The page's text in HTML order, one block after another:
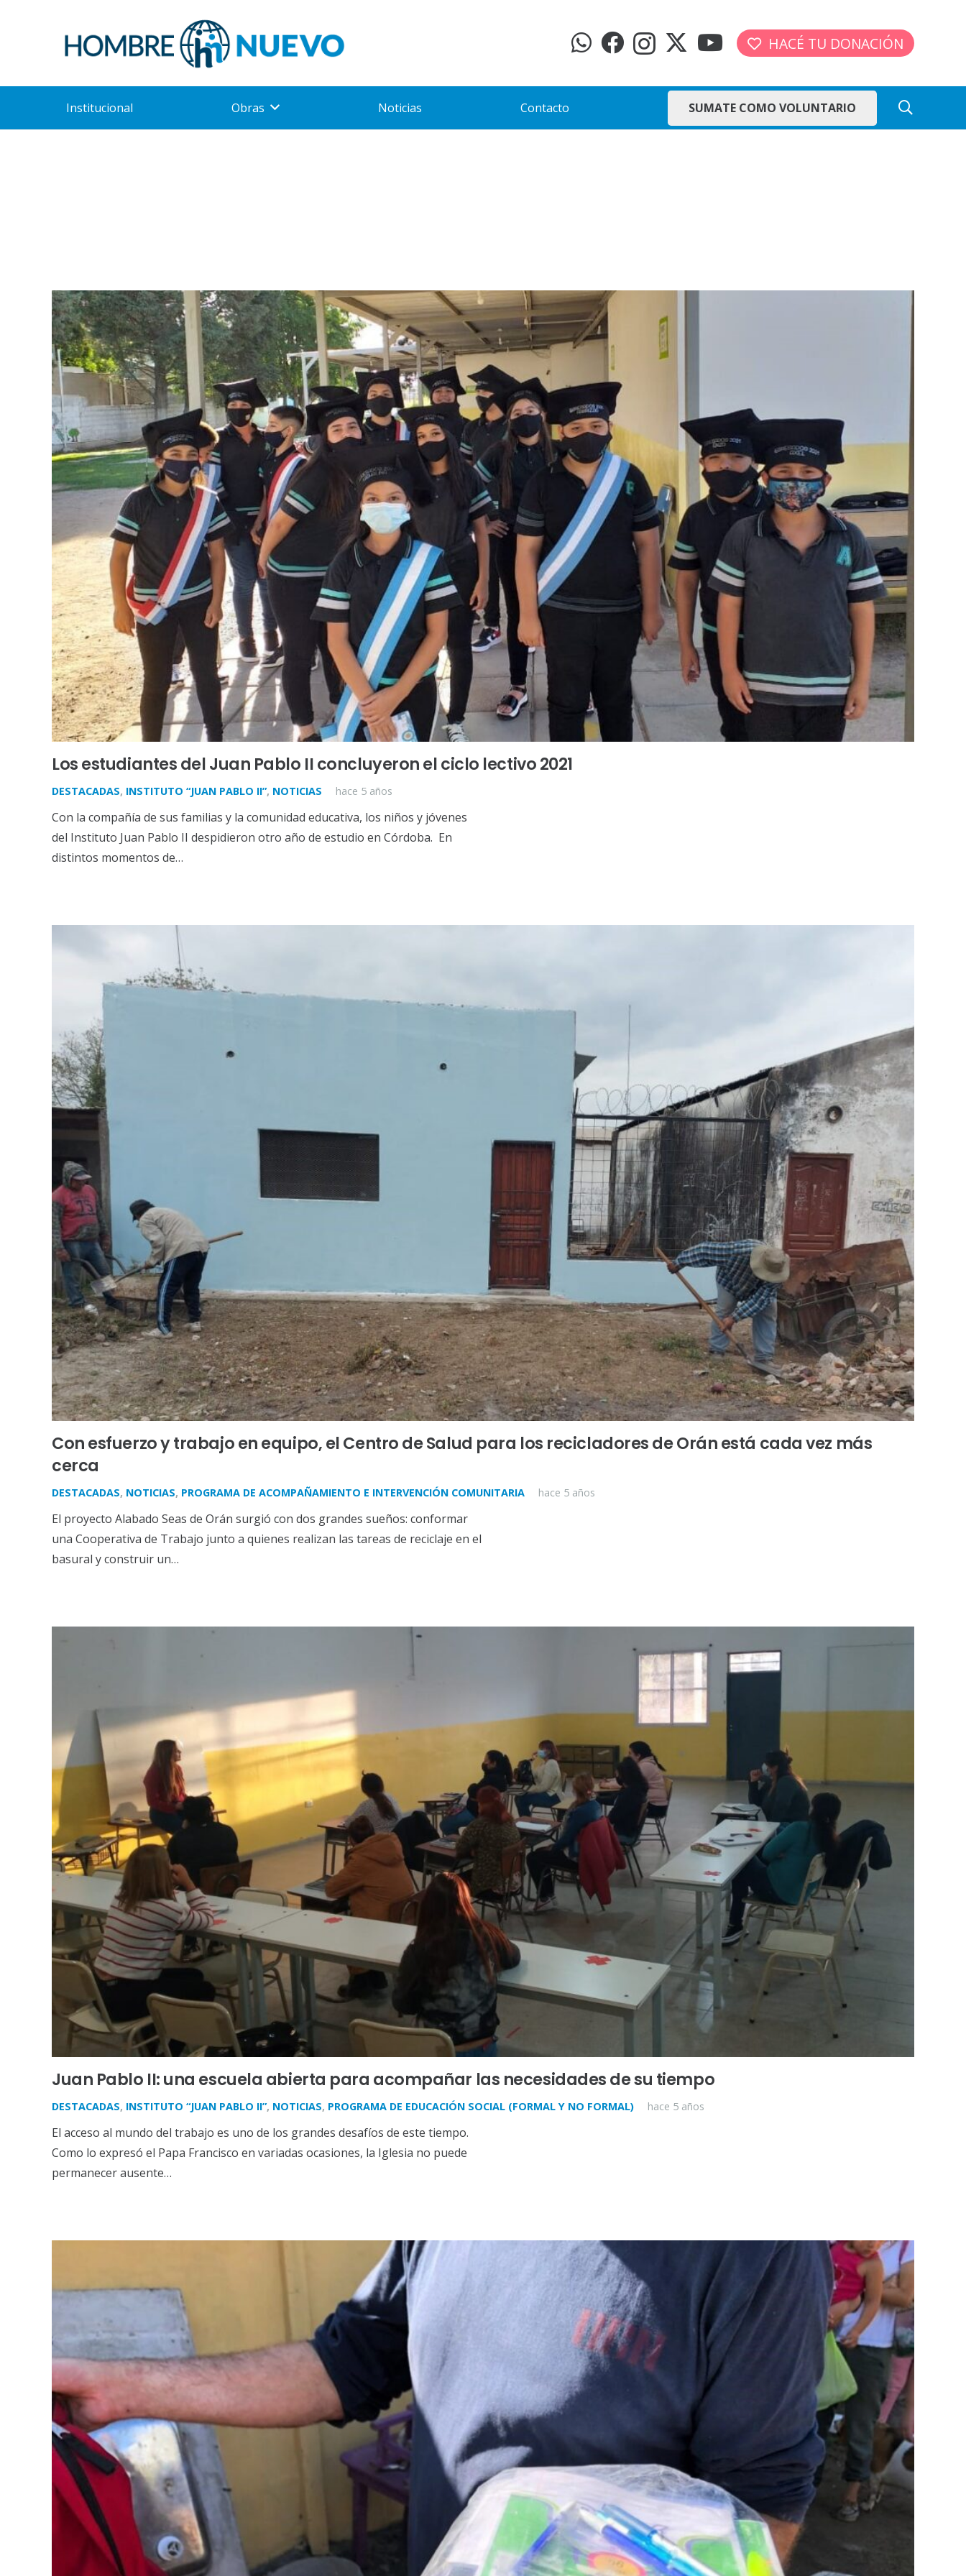
HACÉ TU DONACIÓN
Institucional Obras Noticias Contacto SUMATE COMO VOLUNTARIO
Los estudiantes del Juan Pablo II concluyeron el ciclo lectivo 2021
DESTACADAS, INSTITUTO “JUAN PABLO II”, NOTICIAS hace 5 años
Con la compañía de sus familias y la comunidad educativa, los niños y jóvenes
del Instituto Juan Pablo II despidieron otro año de estudio en Córdoba. En
distintos momentos de…
Con esfuerzo y trabajo en equipo, el Centro de Salud para los recicladores de Orán está cada vez más
cerca
DESTACADAS, NOTICIAS, PROGRAMA DE ACOMPAÑAMIENTO E INTERVENCIÓN COMUNITARIA hace 5 años
El proyecto Alabado Seas de Orán surgió con dos grandes sueños: conformar
una Cooperativa de Trabajo junto a quienes realizan las tareas de reciclaje en el
basural y construir un…
Juan Pablo II: una escuela abierta para acompañar las necesidades de su tiempo
DESTACADAS, INSTITUTO “JUAN PABLO II”, NOTICIAS, PROGRAMA DE EDUCACIÓN SOCIAL (FORMAL Y NO FORMAL) hace 5 años
El acceso al mundo del trabajo es uno de los grandes desafíos de este tiempo.
Como lo expresó el Papa Francisco en variadas ocasiones, la Iglesia no puede
permanecer ausente…